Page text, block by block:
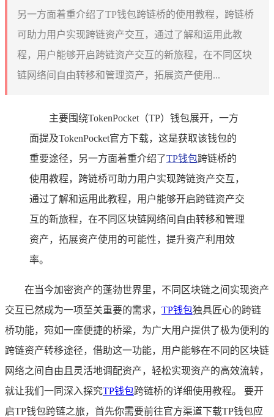
另一方面着重介绍了TP钱包跨链桥的使用教程，跨链桥
可助力用户实现跨链资产交互，通过了解和运用此教
程，用户能够开启跨链资产交互的新旅程，在不同区块
链网络间自由转移和管理资产，拓展资产使用...
主要围绕TokenPocket（TP）钱包展开，一方
面提及TokenPocket官方下载，这是获取该钱包的
重要途径，另一方面着重介绍了TP钱包跨链桥的
使用教程，跨链桥可助力用户实现跨链资产交互，
通过了解和运用此教程，用户能够开启跨链资产交
互的新旅程，在不同区块链网络间自由转移和管理
资产，拓展资产使用的可能性，提升资产利用效
率。
在当今加密资产的蓬勃世界里，不同区块链之间实现资产
交互已然成为一项至关重要的需求， TP钱包独具匠心的跨链
桥功能，宛如一座便捷的桥梁，为广大用户提供了极为便利的
跨链资产转移途径，借助这一功能，用户能够在不同的区块链
网络之间自由且灵活地调配资产，轻松实现资产的高效流转，
就让我们一同深入探究TP钱包跨链桥的详细使用教程。 要开
启TP钱包跨链之旅，首先你需要前往官方渠道下载TP钱包应